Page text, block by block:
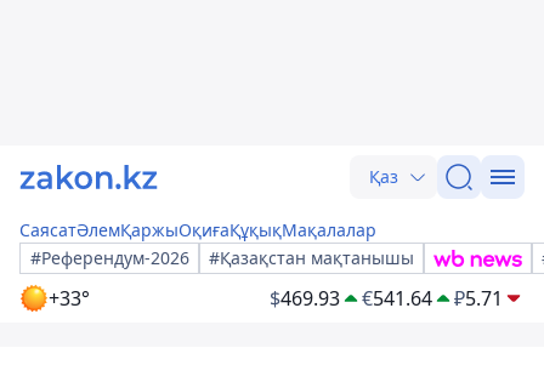
Қаз
СаясатӘлемҚаржыОқиғаҚұқықМақалалар
#Референдум-2026
#Қазақстан мақтанышы
+33° $469.93 €541.64 ₽5.71